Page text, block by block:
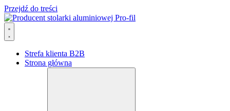
Przejdź do treści
Strefa klienta B2B
Strona główna